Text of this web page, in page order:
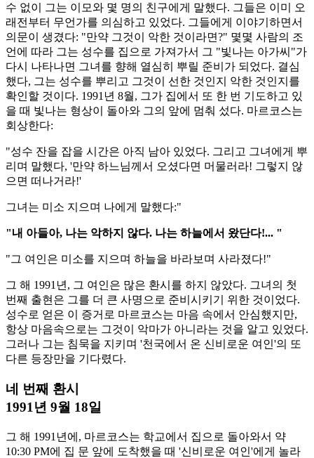
수 없이 그는 이모와 몇 명의 친구에게 말했다. 그들은 이미 오
래전부터 무언가를 의심하고 있었다. 그들에게 이야기하면서
의문이 생겼다: "만약 그것이 악한 것이라면?" 몇몇 사람의 조
언에 따라 그는 성수를 집으로 가져가서 그 "빛나는 아가씨"가
다시 나타나면 그녀를 향해 열심히 뿌릴 준비가 되었다. 결심
했다, 그는 성수를 뿌리고 그것이 선한 것인지 악한 것인지를
확인할 것이다. 1991년 8월, 그가 집에서 또 한 번 기도하고 있
을 때 빛나는 형상이 돌아와 그의 앞에 멈춰 섰다. 마르코스는
회상한다:
"성수 잔을 잡을 시간은 아직 남아 있었다. 그리고 그녀에게 뿌
리며 말했다, '만약 하느님께서 오셨다면 머물러라! 그렇지 않
으면 떠나거라!'
그녀는 미소 지으며 나에게 말했다:"
"내 아들아, 나는 악하지 않다. 나는 하늘에서 왔단다!... "
"그 여인은 미소를 지으며 하늘을 바라보며 사라졌다!"
그 해 1991년, 그 여인은 많은 환시를 하지 않았다. 그녀의 첫
번째 출현은 그를 더 큰 사명으로 준비시키기 위한 것이었다.
성수로 얻은 이 증거로 마르코스는 마음 속에서 안심했지만,
항상 마음속으로는 그것이 악마가 아니라는 것을 알고 있었다.
그러나 그는 침묵을 지키며 '천국에서 온 신비로운 여인'의 또
다른 등장만을 기다렸다.
네 번째 환시
1991년 9월 18일
그 해 1991년에, 마르코스는 학교에서 집으로 돌아와서 약
10:30 PM에 집 문 앞에 도착했을 때 '신비로운 여인'에게 놀라